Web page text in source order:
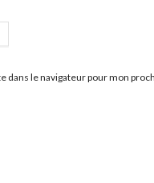
le navigateur pour mon